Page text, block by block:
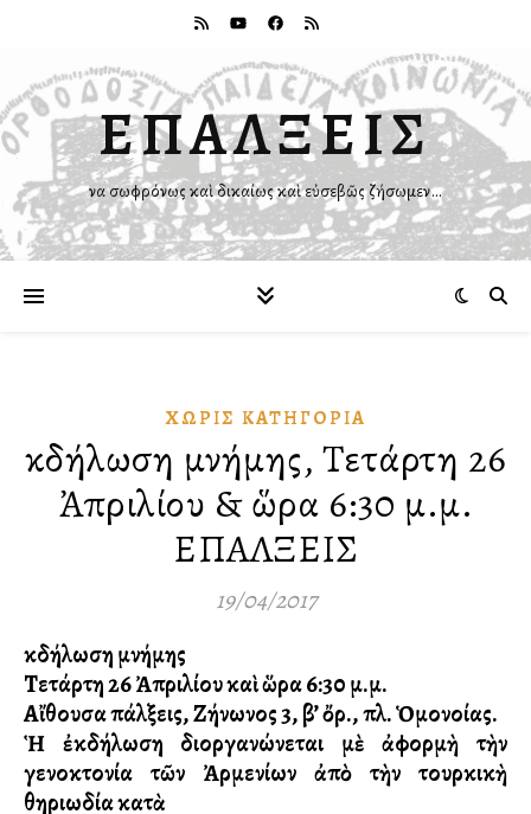
ΕΠΑΛΞΕΙΣ
Ἵνα σωφρόνως καὶ δικαίως καὶ εὐσεβῶς ζήσωμεν…
ΧΩΡΊΣ ΚΑΤΗΓΟΡΊΑ
Ἐκδήλωση μνήμης, Τετάρτη 26
Ἀπριλίου & ὥρα 6:30 μ.μ.
ΕΠΑΛΞΕΙΣ
19/04/2017
Ἐκδήλωση μνήμης
Τετάρτη 26 Ἀπριλίου καὶ ὥρα 6:30 μ.μ.
Αἴθουσα Ἐπάλξεις, Ζήνωνος 3, β’ ὄρ., πλ. Ὁμονοίας.
Ἡ ἐκδήλωση διοργανώνεται μὲ ἀφορμὴ τὴν
γενοκτονία τῶν Ἀρμενίων ἀπὸ τὴν τουρκικὴ
θηριωδία κατὰ